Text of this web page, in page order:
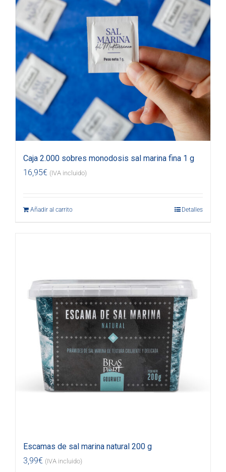
Caja 2.000 sobres monodosis sal marina fina 1 g
16,95€ (IVA incluido)
Añadir al carrito Detalles
Escamas de sal marina natural 200 g
3,99€ (IVA incluido)